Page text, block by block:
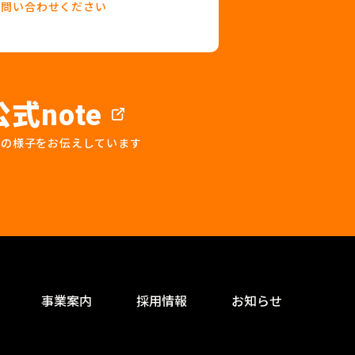
い合わせください
式note
様子をお伝えしています
事業案内 採用情報 お知らせ